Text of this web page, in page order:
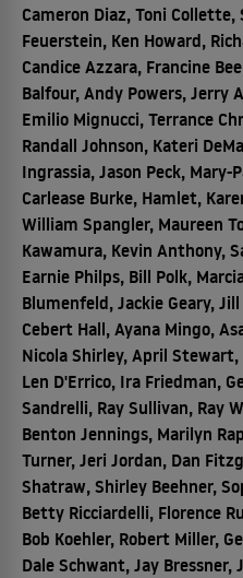
Cameron Diaz, Toni Collette,
Feuerstein, Ken Howard,
Candice Azzara, Francine
Balfour, Andy Powers, Jerry
Emilio Mignucci, Terrance
Randall Johnson, Kateri
Ingrassia, Jason Peck, Mary-
Carlease Burke, Hamlet,
William Spangler, Maureen
Kawamura, Kevin Anthony,
Earnie Philps, Bill Polk,
Blumenfeld, Jackie Geary,
Cebert Hall, Ayana Mingo,
Nicola Shirley, April
Len D'Errico, Ira Friedman,
Sandrelli, Ray Sullivan, Ray
Benton Jennings, Marilyn
Turner, Jeri Jordan, Dan
Shatraw, Shirley Beehner,
Betty Ricciardelli, Florence
Bob Koehler, Robert Miller,
Dale Schwant, Jay Bressner,